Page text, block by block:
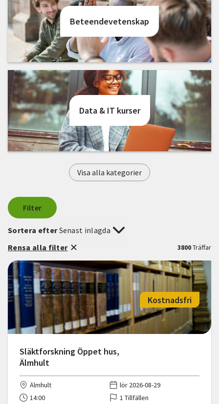
Avdelningar
Lyssna
Beteendevetenskap
Data & IT kurser
Visa alla kategorier
Filter
3800Träffar
Sortera efterSenast inlagda
Rensa alla filter
Släktforskning Öppet hus,
Älmhult
Kostnadsfri
Älmhult
lör 2026-08-29
14:00
1 Tillfällen